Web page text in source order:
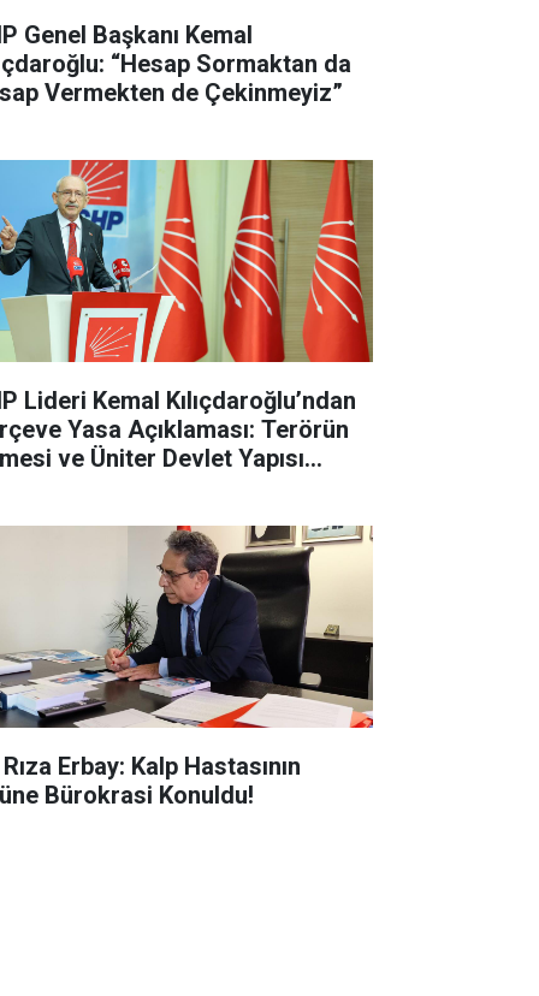
Genel Başkanı Kemal
“Hesap Sormaktan da
Vermekten de Çekinmeyiz”
Lideri Kemal Kılıçdaroğlu’ndan
Yasa Açıklaması: Terörün
ve Üniter Devlet Yapısı
Erbay: Kalp Hastasının
Bürokrasi Konuldu!